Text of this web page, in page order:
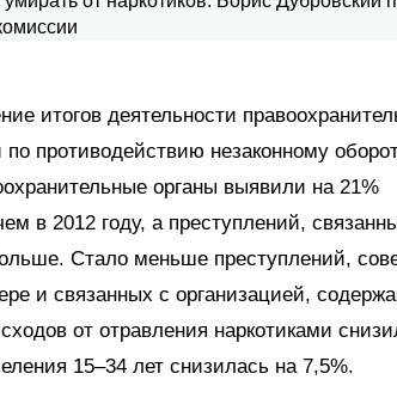
итогов деятельности
противодействию незаконному
органы выявили на 21%
в 2012 году, а преступлений,
Стало меньше преступлений,
и связанных с организацией,
от отравления наркотиками
15–34 лет снизилась на 7,5%.